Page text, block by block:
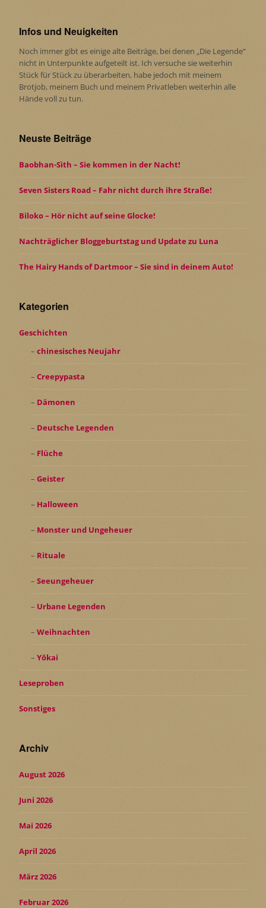
Infos und Neuigkeiten
Noch immer gibt es einige alte Beiträge, bei denen „Die Legende“
nicht in Unterpunkte aufgeteilt ist. Ich versuche sie weiterhin
Stück für Stück zu überarbeiten, habe jedoch mit meinem
Brotjob, meinem Buch und meinem Privatleben weiterhin alle
Hände voll zu tun.
Neuste Beiträge
Baobhan-Sìth – Sie kommen in der Nacht!
Seven Sisters Road – Fahr nicht durch ihre Straße!
Biloko – Hör nicht auf seine Glocke!
Nachträglicher Bloggeburtstag und Update zu Luna
The Hairy Hands of Dartmoor – Sie sind in deinem Auto!
Kategorien
Geschichten
chinesisches Neujahr
Creepypasta
Dämonen
Deutsche Legenden
Flüche
Geister
Halloween
Monster und Ungeheuer
Rituale
Seeungeheuer
Urbane Legenden
Weihnachten
Yōkai
Leseproben
Sonstiges
Archiv
August 2026
Juni 2026
Mai 2026
April 2026
März 2026
Februar 2026